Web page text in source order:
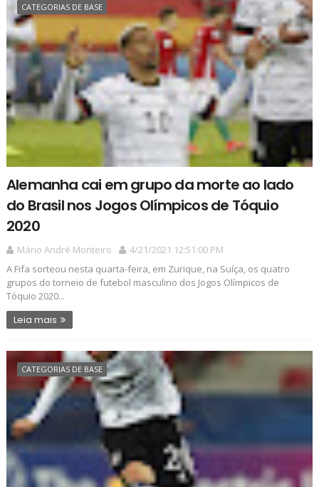
CATEGORIAS DE BASE
Alemanha cai em grupo da morte ao lado
do Brasil nos Jogos Olímpicos de Tóquio
2020
Mário André Monteiro
4/21/2021 12:51:00 PM
A Fifa sorteou nesta quarta-feira, em Zurique, na Suíça, os quatro
grupos do torneio de futebol masculino dos Jogos Olímpicos de
Tóquio 2020...
Leia mais
CATEGORIAS DE BASE